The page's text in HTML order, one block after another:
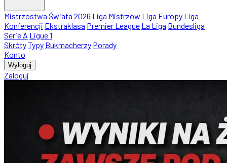
Mistrzostwa Świata 2026 Liga Mistrzów Liga Europy Liga
Konferencji Ekstraklasa Premier League La Liga Bundesliga
Serie A Ligue 1
SkrótyTypy Bukmacherzy Porady
Konto
Wyloguj
Zaloguj